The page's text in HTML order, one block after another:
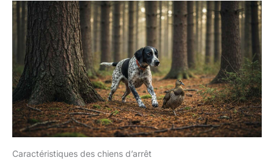
Caractéristiques des chiens d’arrêt